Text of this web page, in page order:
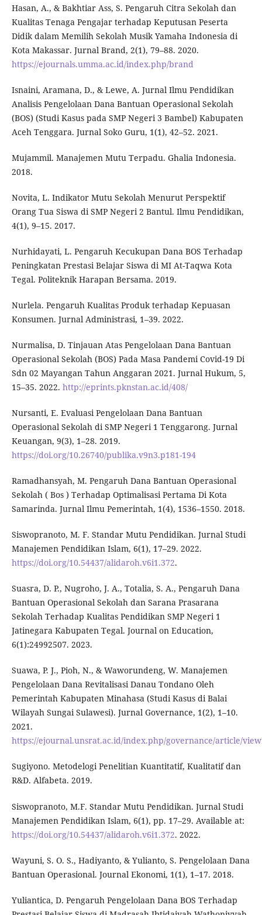
Hasan, A., & Bakhtiar Ass, S. Pengaruh Citra Sekolah dan
Kualitas Tenaga Pengajar terhadap Keputusan Peserta
Didik dalam Memilih Sekolah Musik Yamaha Indonesia di
Kota Makassar. Jurnal Brand, 2(1), 79–88. 2020.
https://ejournals.umma.ac.id/index.php/brand
Isnaini, Aramana, D., & Lewe, A. Jurnal Ilmu Pendidikan
Analisis Pengelolaan Dana Bantuan Operasional Sekolah
(BOS) (Studi Kasus pada SMP Negeri 3 Bambel) Kabupaten
Aceh Tenggara. Jurnal Soko Guru, 1(1), 42–52. 2021.
Mujammil. Manajemen Mutu Terpadu. Ghalia Indonesia.
2018.
Novita, L. Indikator Mutu Sekolah Menurut Perspektif
Orang Tua Siswa di SMP Negeri 2 Bantul. Ilmu Pendidikan,
4(1), 9–15. 2017.
Nurhidayati, L. Pengaruh Kecukupan Dana BOS Terhadap
Peningkatan Prestasi Belajar Siswa di MI At-Taqwa Kota
Tegal. Politeknik Harapan Bersama. 2019.
Nurlela. Pengaruh Kualitas Produk terhadap Kepuasan
Konsumen. Jurnal Administrasi, 1–39. 2022.
Nurmalisa, D. Tinjauan Atas Pengelolaan Dana Bantuan
Operasional Sekolah (BOS) Pada Masa Pandemi Covid-19 Di
Sdn 02 Mayangan Tahun Anggaran 2021. Jurnal Hukum, 5,
15–35. 2022. http://eprints.pknstan.ac.id/408/
Nursanti, E. Evaluasi Pengelolaan Dana Bantuan
Operasional Sekolah di SMP Negeri 1 Tenggarong. Jurnal
Keuangan, 9(3), 1–28. 2019.
https://doi.org/10.26740/publika.v9n3.p181-194
Ramadhansyah, M. Pengaruh Dana Bantuan Operasional
Sekolah ( Bos ) Terhadap Optimalisasi Pertama Di Kota
Samarinda. Jurnal Ilmu Pemerintah, 1(4), 1536–1550. 2018.
Siswopranoto, M. F. Standar Mutu Pendidikan. Jurnal Studi
Manajemen Pendidikan Islam, 6(1), 17–29. 2022.
https://doi.org/10.54437/alidaroh.v6i1.372.
Suasra, D. P., Nugroho, J. A., Totalia, S. A., Pengaruh Dana
Bantuan Operasional Sekolah dan Sarana Prasarana
Sekolah Terhadap Kualitas Pendidikan SMP Negeri 1
Jatinegara Kabupaten Tegal. Journal on Education,
6(1):24992507. 2023.
Suawa, P. J., Pioh, N., & Waworundeng, W. Manajemen
Pengelolaan Dana Revitalisasi Danau Tondano Oleh
Pemerintah Kabupaten Minahasa (Studi Kasus di Balai
Wilayah Sungai Sulawesi). Jurnal Governance, 1(2), 1–10.
2021.
https://ejournal.unsrat.ac.id/index.php/governance/article/
Sugiyono. Metodelogi Penelitian Kuantitatif, Kualitatif dan
R&D. Alfabeta. 2019.
Siswopranoto, M.F. Standar Mutu Pendidikan. Jurnal Studi
Manajemen Pendidikan Islam, 6(1), pp. 17–29. Available at:
https://doi.org/10.54437/alidaroh.v6i1.372. 2022.
Wayuni, S. O. S., Hadiyanto, & Yulianto, S. Pengelolaan Dana
Bantuan Operasional. Journal Ekonomi, 1(1), 1–17. 2018.
Yuliantica, D. Pengaruh Pengelolaan Dana BOS Terhadap